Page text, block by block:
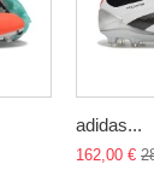
adidas...
162,00 €